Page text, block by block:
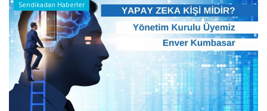
Sendikadan Haberler